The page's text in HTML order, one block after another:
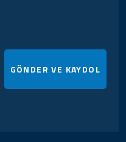
GÖNDER VE KAYDOL